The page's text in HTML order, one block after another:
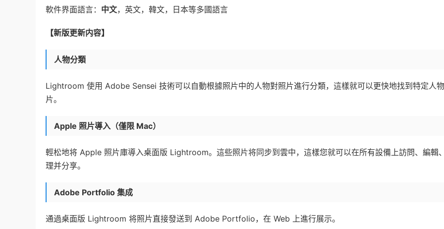
軟件界面語言： 中文，英文，韓文，日本等多國語言
【新版更新内容】
人物分類
Lightroom 使用 Adobe Sensei 技術可以自動根據照片中的人物對照片進行分類，這樣就可以更快地找到特定人
片。
Apple 照片導入（僅限 Mac）
輕松地将 Apple 照片庫導入桌面版 Lightroom。這些照片将同步到雲中，這樣您就可以在所有設備上訪問、編輯
理并分享。
Adobe Portfolio 集成
通過桌面版 Lightroom 将照片直接發送到 Adobe Portfolio，在 Web 上進行展示。